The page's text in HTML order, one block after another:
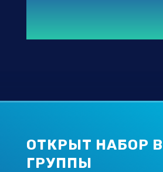
ОТКРЫТ НАБОР В
ГРУППЫ